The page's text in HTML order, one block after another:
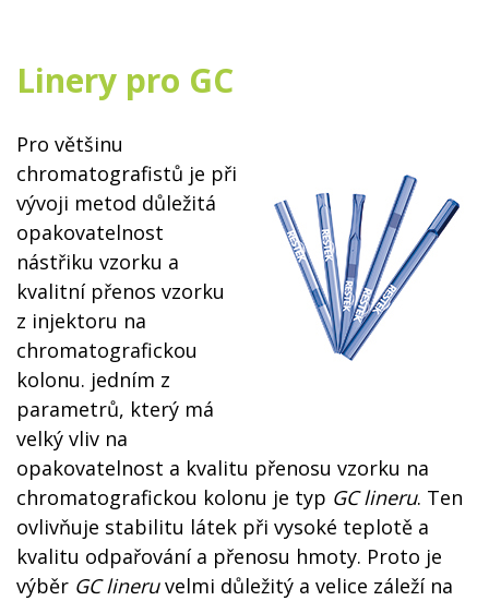
Linery pro GC
Pro většinu
chromatografistů je při
vývoji metod důležitá
opakovatelnost
nástřiku vzorku a
kvalitní přenos vzorku
z injektoru na
chromatografickou
kolonu. jedním z
parametrů, který má
velký vliv na
opakovatelnost a kvalitu přenosu vzorku na
chromatografickou kolonu je typ GC lineru. Ten
ovlivňuje stabilitu látek při vysoké teplotě a
kvalitu odpařování a přenosu hmoty. Proto je
výběr GC lineruvelmi důležitý a velice záleží na